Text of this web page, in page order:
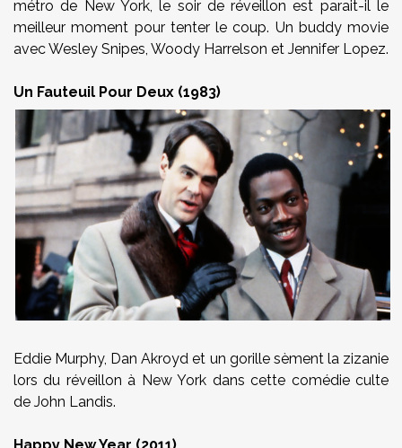
métro de New York, le soir de réveillon est parait-il le
meilleur moment pour tenter le coup. Un buddy movie
avec Wesley Snipes, Woody Harrelson et Jennifer Lopez.
Un Fauteuil Pour Deux (1983)
Eddie Murphy, Dan Akroyd et un gorille sèment la zizanie
lors du réveillon à New York dans cette comédie culte
de John Landis.